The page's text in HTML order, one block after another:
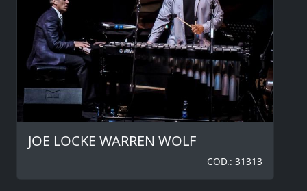
JOE LOCKE WARREN WOLF
COD.: 31313